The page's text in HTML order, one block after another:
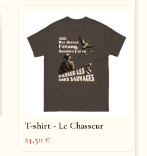
T-shirt - Le Chasseur
24,50 €